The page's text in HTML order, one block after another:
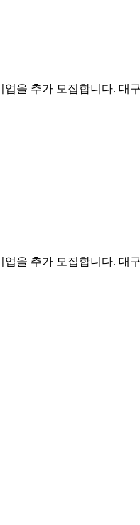
을 추가 모집합니다. 대
을 추가 모집합니다. 대